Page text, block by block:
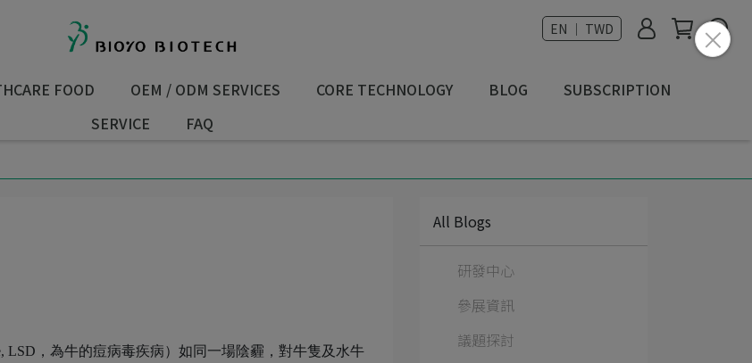
EN ｜ TWD
FOOD OEM / ODM SERVICES CORE TECHNOLOGY BLOG
SUBSCRIPTION
SERVICE
FAQ
LSD，為牛的痘病毒疾病）如同一場陰霾，對牛隻及水牛
All Blogs
研發中心
參展資訊
議題探討